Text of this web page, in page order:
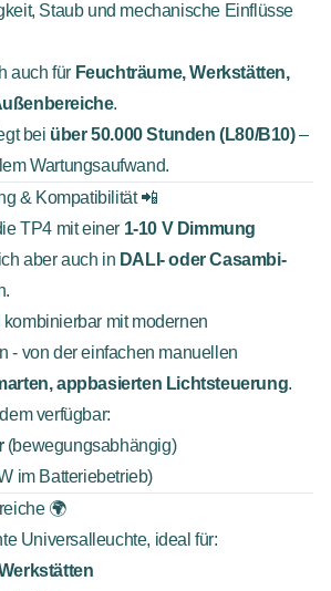
Staub und mechanische Einflüsse
auch für Feuchträume, Werkstätten,
.
bei über 50.000 Stunden (L80/B10)–
Wartungsaufwand.
& Kompatibilität 📲
TP4 mit einer 1-10 V Dimmung
aber auch in DALI- oder Casambi-
mit modernen
- von der einfachen manuellen
appbasierten Lichtsteuerung.
verfügbar:
(bewegungsabhängig)
im Batteriebetrieb)
🌍
Universalleuchte, ideal für: